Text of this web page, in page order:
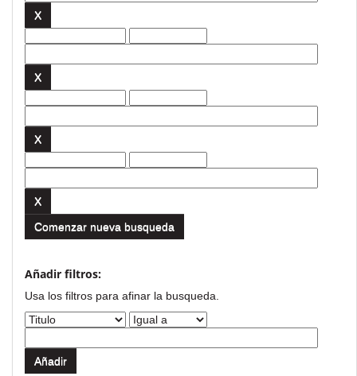
Comenzar nueva busqueda
Añadir filtros:
Usa los filtros para afinar la busqueda.